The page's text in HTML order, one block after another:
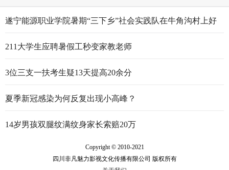
遂宁能源职业学院暑期“三下乡”社会实践队在牛角沟村上好
211大学生应聘暑假工秒变家教老师
3位三支一扶考生疑13天提高20余分
夏季新冠感染为何反复出现小高峰？
14岁男孩双腿纹满纹身家长索赔20万
Copyright © 2010-2021
四川非凡魅力影视文化传播有限公司 版权所有